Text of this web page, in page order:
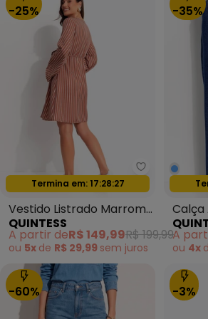
-25%
Quintess -
Oferta relâmpago
Termina em: 17:28:24
Vestido Listrado Marrom
em Tecido Plano
Maquinetado
QUINTESS
A partir deR$ 149,99R$ 199,99
ou 5x de R$ 29,99 sem juros
-35%
Calça
Jeans
A
ou 4x
-60% -3%